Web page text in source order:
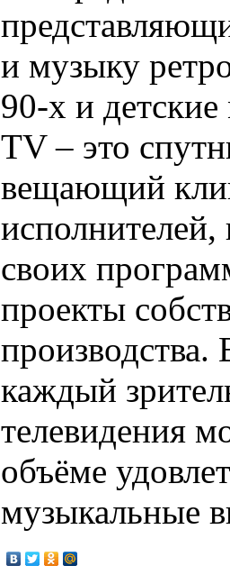
и музыку
90-х и
TV – это
вещающий
своих
проекты
каждый
телевидения
объёме
музыкальные